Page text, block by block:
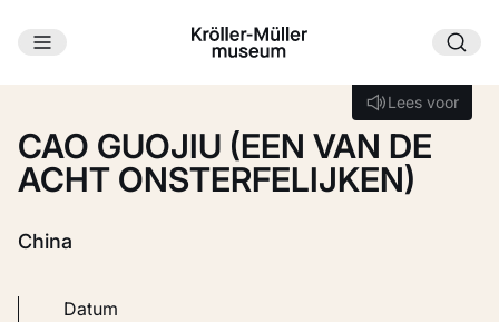
Ga naar hoofdinhoud
Lees voor
Lees voor
CAO GUOJIU (EEN VAN DE
ACHT ONSTERFELIJKEN)
China
Datum